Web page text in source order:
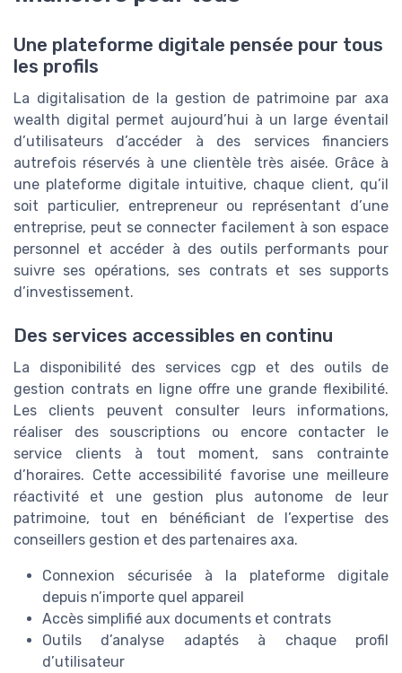
Une plateforme digitale pensée pour tous
les profils
La digitalisation de la gestion de patrimoine par axa
wealth digital permet aujourd’hui à un large éventail
d’utilisateurs d’accéder à des services financiers
autrefois réservés à une clientèle très aisée. Grâce à
une plateforme digitale intuitive, chaque client, qu’il
soit particulier, entrepreneur ou représentant d’une
entreprise, peut se connecter facilement à son espace
personnel et accéder à des outils performants pour
suivre ses opérations, ses contrats et ses supports
d’investissement.
Des services accessibles en continu
La disponibilité des services cgp et des outils de
gestion contrats en ligne offre une grande flexibilité.
Les clients peuvent consulter leurs informations,
réaliser des souscriptions ou encore contacter le
service clients à tout moment, sans contrainte
d’horaires. Cette accessibilité favorise une meilleure
réactivité et une gestion plus autonome de leur
patrimoine, tout en bénéficiant de l’expertise des
conseillers gestion et des partenaires axa.
Connexion sécurisée à la plateforme digitale
depuis n’importe quel appareil
Accès simplifié aux documents et contrats
Outils d’analyse adaptés à chaque profil
d’utilisateur